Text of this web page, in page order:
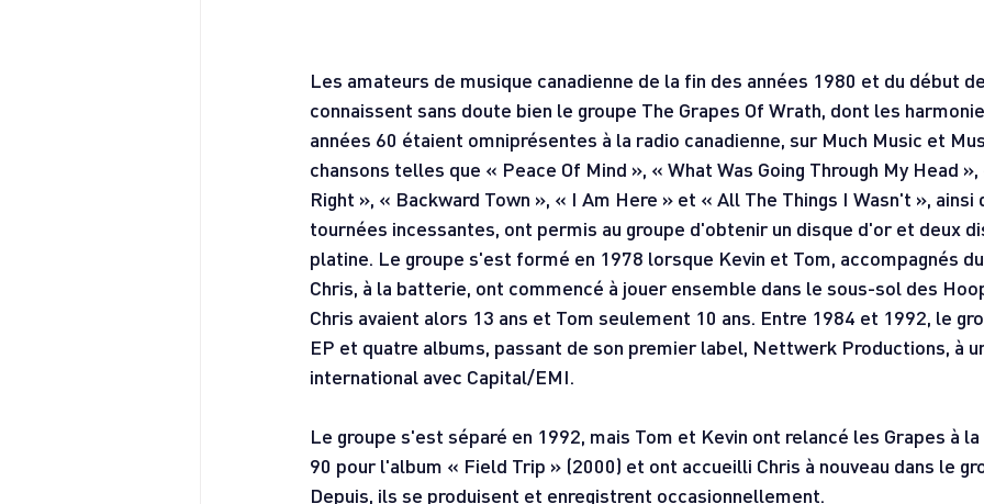
Les amateurs de musique canadienne de la fin des années 1980 et du début
connaissent sans doute bien le groupe The Grapes Of Wrath, dont les
années 60 étaient omniprésentes à la radio canadienne, sur Much Music et
chansons telles que « Peace Of Mind », « What Was Going Through My Head »,
Right », « Backward Town », « I Am Here » et « All The Things I Wasn't », ainsi
tournées incessantes, ont permis au groupe d'obtenir un disque d'or et deux
platine. Le groupe s'est formé en 1978 lorsque Kevin et Tom, accompagnés
Chris, à la batterie, ont commencé à jouer ensemble dans le sous-sol des
Chris avaient alors 13 ans et Tom seulement 10 ans. Entre 1984 et 1992, le
EP et quatre albums, passant de son premier label, Nettwerk Productions, à
international avec Capital/EMI.
Le groupe s'est séparé en 1992, mais Tom et Kevin ont relancé les Grapes à
90 pour l'album « Field Trip » (2000) et ont accueilli Chris à nouveau dans le
Depuis, ils se produisent et enregistrent occasionnellement.